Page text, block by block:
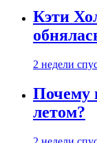
Кэти
2 недели
Почему
летом?